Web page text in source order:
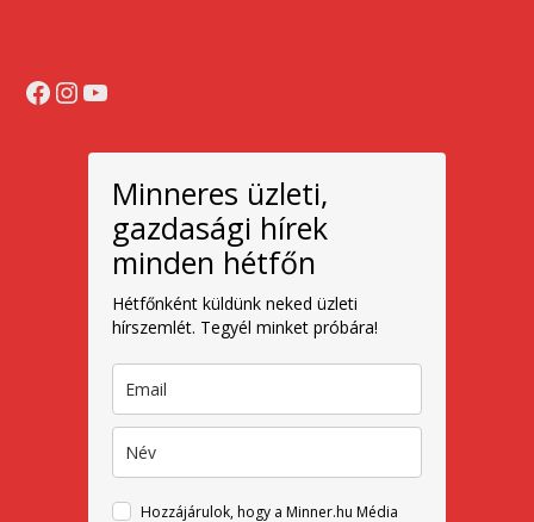
Facebook
Instagram
YouTube
Minneres üzleti,
gazdasági hírek
minden hétfőn
Hétfőnként küldünk neked üzleti
hírszemlét. Tegyél minket próbára!
Hozzájárulok, hogy a Minner.hu Média